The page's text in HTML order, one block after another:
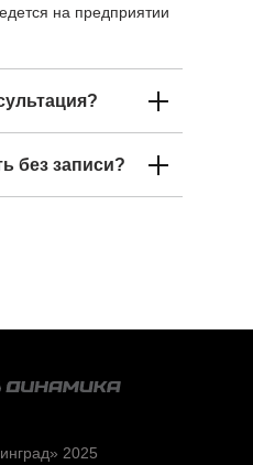
на предприятии
без записи?
2025